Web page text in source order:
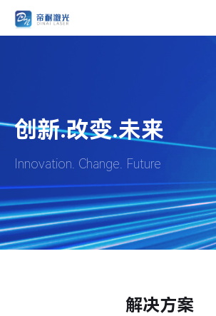
创新.改变.未来
Innovation. Change. Future
解决方案